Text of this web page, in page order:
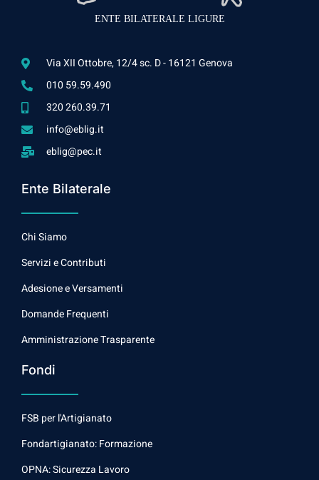
ENTE BILATERALE LIGURE
Via XII Ottobre, 12/4 sc. D - 16121 Genova
010 59.59.490
320 260.39.71
info@eblig.it
eblig@pec.it
Ente Bilaterale
Chi Siamo
Servizi e Contributi
Adesione e Versamenti
Domande Frequenti
Amministrazione Trasparente
Fondi
FSB per l'Artigianato
Fondartigianato: Formazione
OPNA: Sicurezza Lavoro